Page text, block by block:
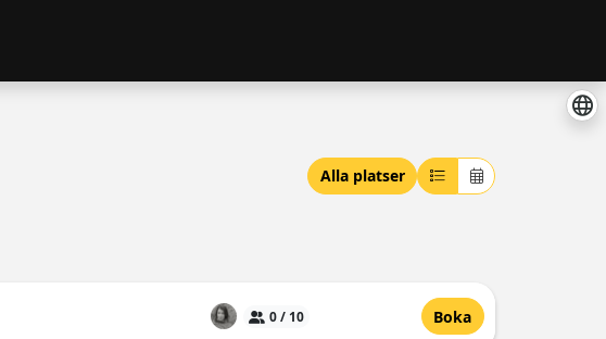
Alla platser
0 / 10 Boka